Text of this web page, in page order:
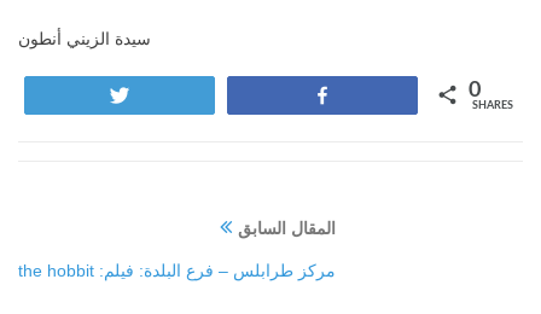
سيدة الزيني أنطون
0
SHARES
المقال السابق
مركز طرابلس – فرع البلدة: فيلم: the hobbit